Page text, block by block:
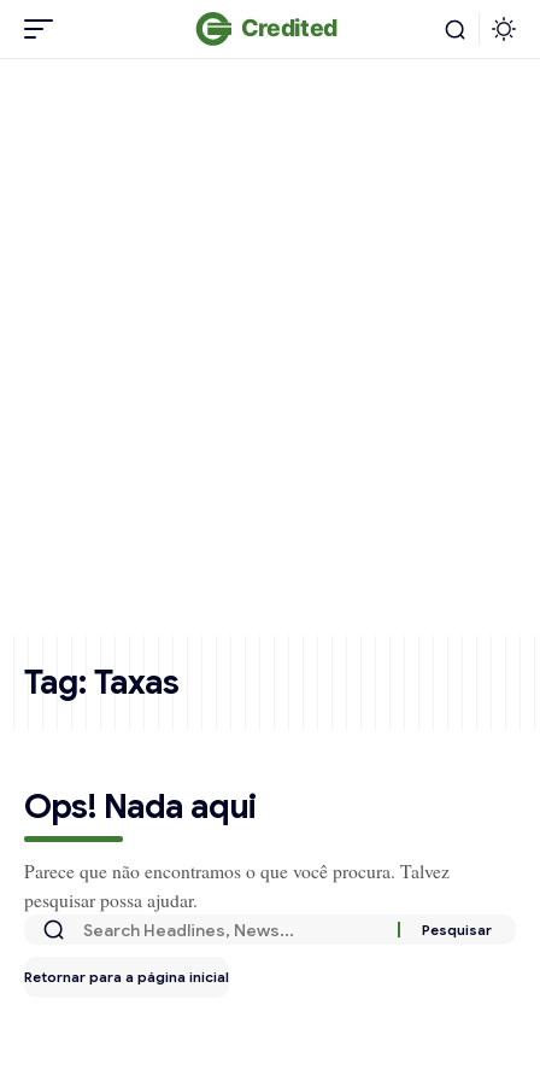
Tag:Taxas
Ops! Nada aqui
Parece que não encontramos o que você procura. Talvez
pesquisar possa ajudar.
Retornar para a página inicial